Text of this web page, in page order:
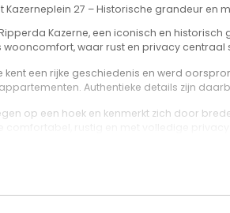
Kazerneplein 27 – Historische grandeur
Kazerne, een iconisch en
waar rust en privacy centraal
kent een rijke geschiedenis en werd
Authentieke details zijn
op een hoek en kenmerkt zich door
voorzien van vloerverwarming. Dankzij de
binnentuin is het goed toeven en aan
zonnetje.